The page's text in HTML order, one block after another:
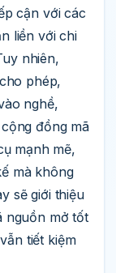
cận với các
liền với chi
nhiên,
phép,
nghề,
đồng mã
mạnh mẽ,
mà không
sẽ giới thiệu
nguồn mở tốt
tiết kiệm